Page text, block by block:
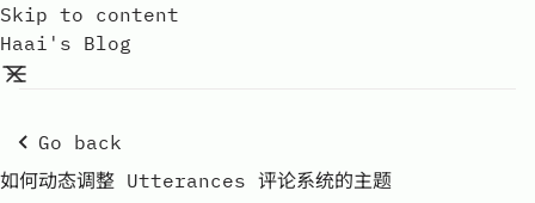
Skip to content
Haai's Blog
Go back
如何动态调整 Utterances 评论系统的主题